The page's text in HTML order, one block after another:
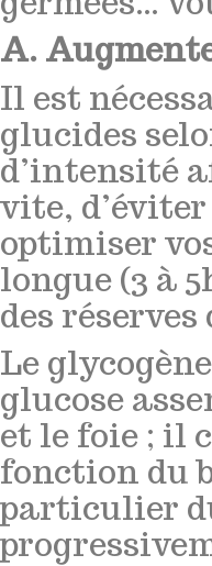
A.
Il est
glucides
d’intensité
vite, d’éviter
optimiser
longue (3 à
des réserves
Le
glucose
et le foie ; il
fonction du
particulier